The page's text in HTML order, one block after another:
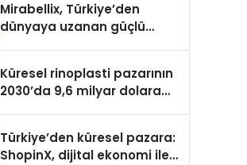
Mirabellix, Türkiye’den
dünyaya uzanan güçlü
Küresel rinoplasti pazarının
2030’da 9,6 milyar dolara
Türkiye’den küresel pazara:
ShopinX, dijital ekonomi ile